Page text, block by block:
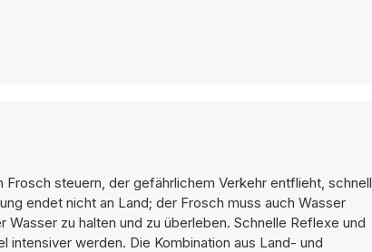
Frosch steuern, der gefährlichem Verkehr entflieht, schnell
endet nicht an Land; der Frosch muss auch Wasser
zu halten und zu überleben. Schnelle Reflexe und
werden. Die Kombination aus Land- und